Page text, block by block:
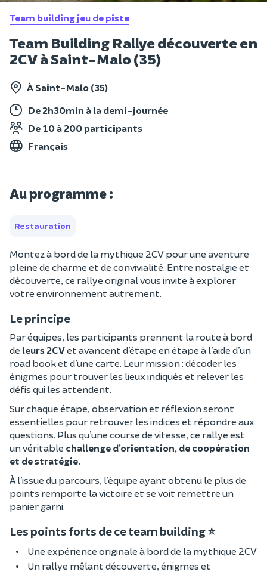
Team building jeu de piste
Team Building Rallye découverte en
2CV à Saint-Malo (35)
À Saint-Malo (35)
De 2h30min à la demi-journée
De 10 à 200 participants
Français
Au programme :
Restauration
Montez à bord de la mythique 2CV pour une aventure
pleine de charme et de convivialité. Entre nostalgie et
découverte, ce rallye original vous invite à explorer
votre environnement autrement.
Le principe
Par équipes, les participants prennent la route à bord
de leurs 2CVet avancent d’étape en étape à l’aide d’un
road book et d’une carte. Leur mission : décoder les
énigmes pour trouver les lieux indiqués et relever les
défis qui les attendent.
Sur chaque étape, observation et réflexion seront
essentielles pour retrouver les indices et répondre aux
questions. Plus qu’une course de vitesse, ce rallye est
un véritable challenge d’orientation, de coopération
et de stratégie.
À l’issue du parcours, l’équipe ayant obtenu le plus de
points remporte la victoire et se voit remettre un
panier garni.
Les points forts de ce team building ⭐
Une expérience originale à bord de la mythique 2CV
Un rallye mêlant découverte, énigmes et